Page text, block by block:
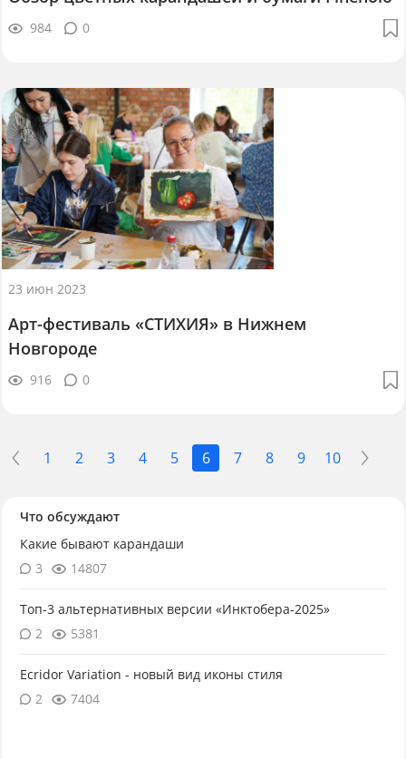
984 0
23 июн 2023
Арт-фестиваль «СТИХИЯ» в Нижнем
Новгороде
916 0
1 2 3 4 5 6 7 8 9 10
Что обсуждают
Какие бывают карандаши
3
14807
Топ-3 альтернативных версии «Инктобера-2025»
2
5381
Ecridor Variation - новый вид иконы стиля
2
7404